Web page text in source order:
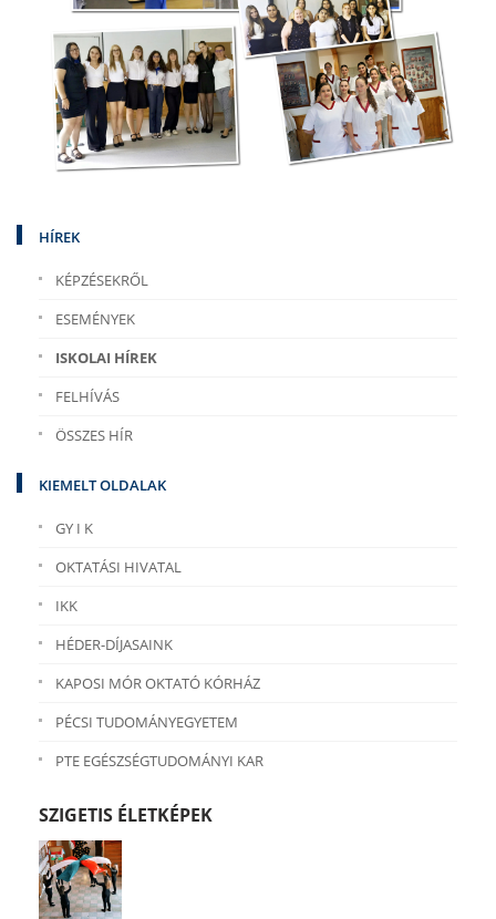
HÍREK
KÉPZÉSEKRŐL
ESEMÉNYEK
ISKOLAI HÍREK
FELHÍVÁS
ÖSSZES HÍR
KIEMELT OLDALAK
GY I K
OKTATÁSI HIVATAL
IKK
HÉDER-DÍJASAINK
KAPOSI MÓR OKTATÓ KÓRHÁZ
PÉCSI TUDOMÁNYEGYETEM
PTE EGÉSZSÉGTUDOMÁNYI KAR
SZIGETIS ÉLETKÉPEK